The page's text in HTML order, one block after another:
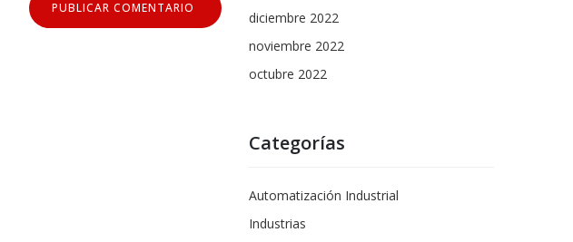
diciembre 2022
noviembre 2022
octubre 2022
Categorías
Automatización Industrial
Industrias